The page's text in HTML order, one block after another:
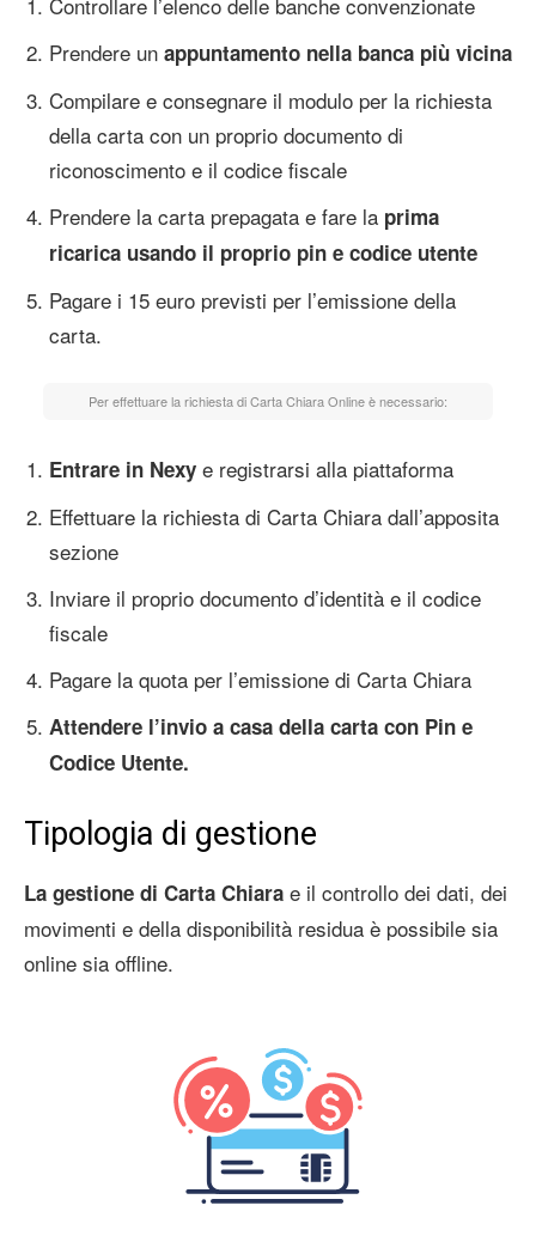
Prendere un appuntamento nella banca più vicina
Compilare e consegnare il modulo per la richiesta
della carta con un proprio documento di
riconoscimento e il codice fiscale
Prendere la carta prepagata e fare la prima
ricarica usando il proprio pin e codice utente
Pagare i 15 euro previsti per l’emissione della
carta.
Per effettuare la richiesta di Carta Chiara Online è necessario:
Entrare in Nexy e registrarsi alla piattaforma
Effettuare la richiesta di Carta Chiara dall’apposita
sezione
Inviare il proprio documento d’identità e il codice
fiscale
Pagare la quota per l’emissione di Carta Chiara
Attendere l’invio a casa della carta con Pin e
Codice Utente.
Tipologia di gestione
La gestione di Carta Chiara e il controllo dei dati, dei
movimenti e della disponibilità residua è possibile sia
online sia offline.